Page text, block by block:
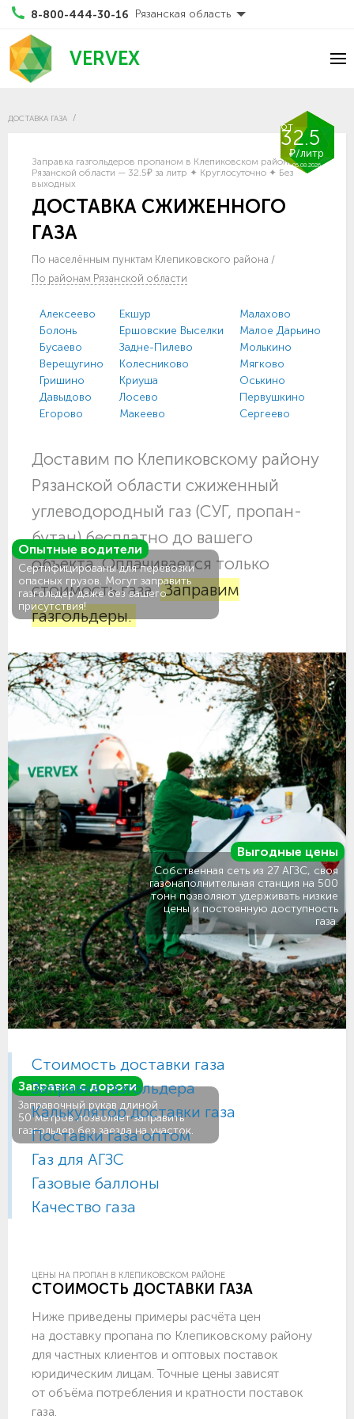
8-800-444-30-16 Рязанская область
VERVEX
ДОСТАВКА ГАЗА
от
32.5
₽/литр
05.08.2026
ДОСТАВКА СЖИЖЕННОГО
ГАЗА
Заправка газгольдеров пропаном в Клепиковском районе
Рязанской области — 32.5₽ за литр ✦ Круглосуточно ✦ Без
выходных
По населённым пунктам Клепиковского района /
По районам Рязанской области
Алексеево
Болонь
Бусаево
Верещугино
Гришино
Давыдово
Егорово
Екшур
Ершовские Выселки
Задне-Пилево
Колесниково
Криуша
Лосево
Макеево
Малахово
Малое Дарьино
Молькино
Мягково
Оськино
Первушкино
Сергеево
Доставим по Клепиковскому району
Рязанской области сжиженный
углеводородный газ (СУГ, пропан-
бутан) бесплатно до вашего
объекта. Оплачивается только
стоимость газа. Заправим
газгольдеры.
Опытные водители
Сертифицированы для перевозки
опасных грузов. Могут заправить
газгольдер даже без вашего
присутствия!
Заправка с дороги
Заправочный рукав длиной
50 метров позволяет заправить
газгольдер без заезда на участок.
Выгодные цены
Собственная сеть из 27 АГЗС, своя
газонаполнительная станция на 500
тонн позволяют удерживать низкие
цены и постоянную доступность
газа.
Стоимость доставки газа
Заправка газгольдера
Калькулятор доставки газа
Поставки газа оптом
Газ для АГЗС
Газовые баллоны
Качество газа
ЦЕНЫ НА ПРОПАН В КЛЕПИКОВСКОМ РАЙОНЕ
СТОИМОСТЬ ДОСТАВКИ ГАЗА
Ниже приведены примеры расчёта цен
на доставку пропана по Клепиковскому району
для частных клиентов и оптовых поставок
юридическим лицам. Точные цены зависят
от объёма потребления и кратности поставок
газа.